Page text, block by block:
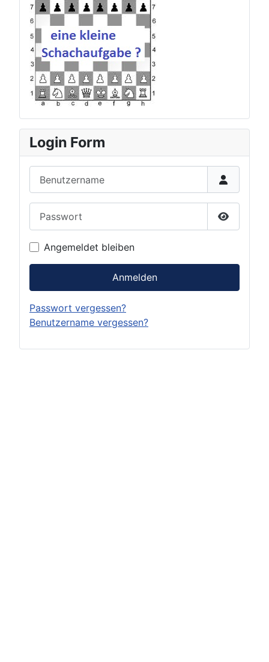
Login Form
Passwort
Angemeldet bleiben
Anmelden
Passwort vergessen?
Benutzername vergessen?